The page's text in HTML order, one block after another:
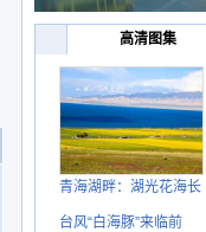
高清图集
青海湖畔：湖光花海长
台风“白海豚”来临前